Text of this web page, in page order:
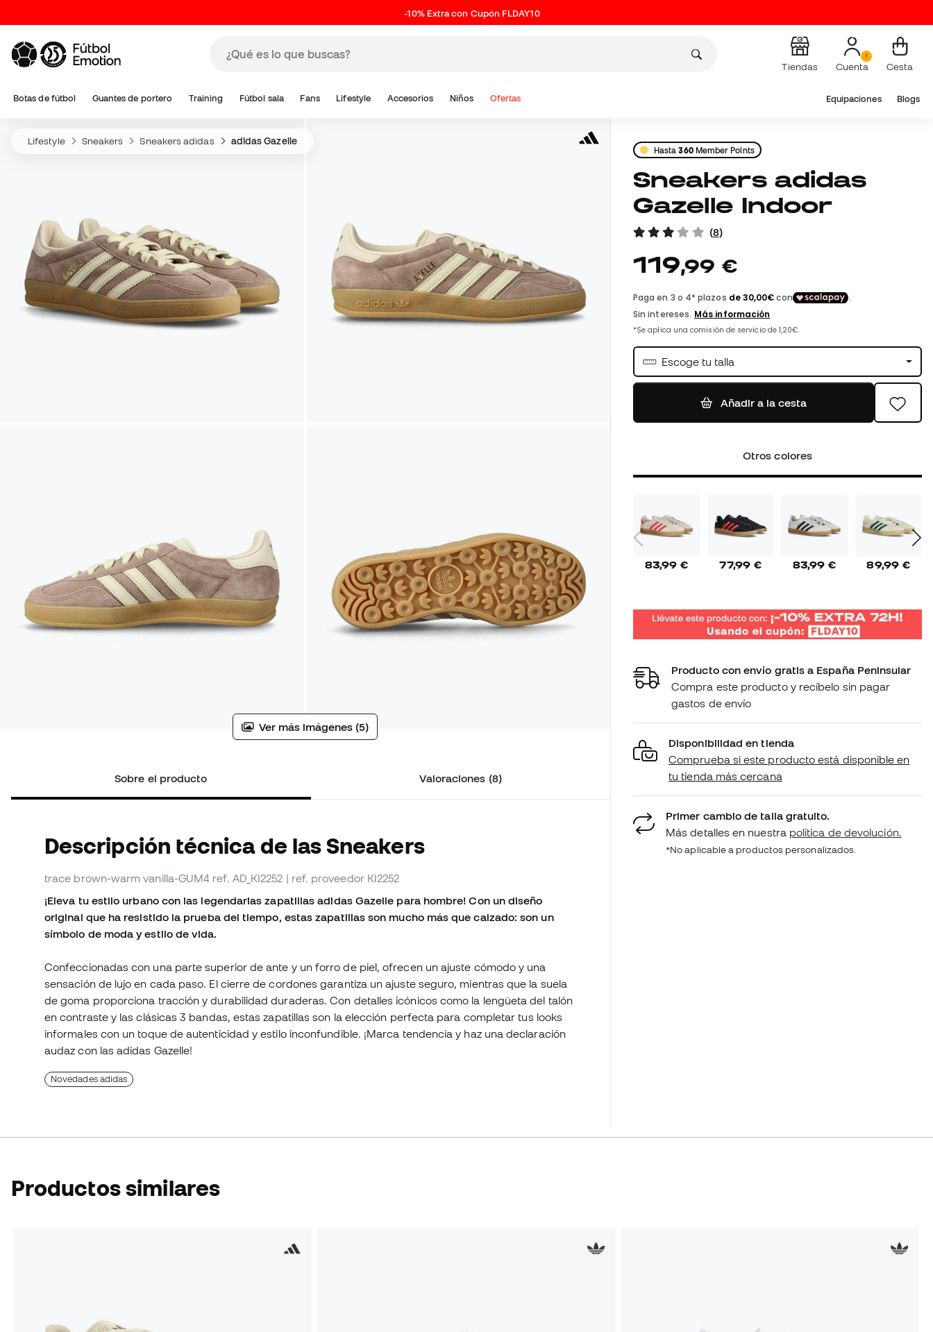
-10% Extra con Cupón FLDAY10
Tiendas Cuenta Cesta
Botas de fútbol Guantes de portero Training Fútbol sala Fans Lifestyle Accesorios Niños Ofertas Equipaciones Blogs
Lifestyle Sneakers Sneakers adidas adidas Gazelle
Ver más imágenes (5)
Sobre el producto Valoraciones (8)
Descripción técnica de las Sneakers
trace brown-warm vanilla-GUM4 ref. AD_KI2252 | ref. proveedor KI2252
¡Eleva tu estilo urbano con las legendarias zapatillas adidas Gazelle para hombre! Con un diseño
original que ha resistido la prueba del tiempo, estas zapatillas son mucho más que calzado: son un
símbolo de moda y estilo de vida.
Confeccionadas con una parte superior de ante y un forro de piel, ofrecen un ajuste cómodo y una
sensación de lujo en cada paso. El cierre de cordones garantiza un ajuste seguro, mientras que la suela
de goma proporciona tracción y durabilidad duraderas. Con detalles icónicos como la lengüeta del talón
en contraste y las clásicas 3 bandas, estas zapatillas son la elección perfecta para completar tus looks
informales con un toque de autenticidad y estilo inconfundible. ¡Marca tendencia y haz una declaración
audaz con las adidas Gazelle!
Novedades adidas
Hasta360Member Points
Sneakers adidas
Gazelle Indoor
(8)
119,99 €
Escoge tu talla
Añadir a la cesta
Otros colores
83,99 € 77,99 € 83,99 € 89,99 €
Producto con envío gratis a España Peninsular
Compra este producto y recíbelo sin pagar
gastos de envío
Disponibilidad en tienda
Comprueba si este producto está disponible en
tu tienda más cercana
Primer cambio de talla gratuito.
Más detalles en nuestra política de devolución.
*No aplicable a productos personalizados.
Productos similares